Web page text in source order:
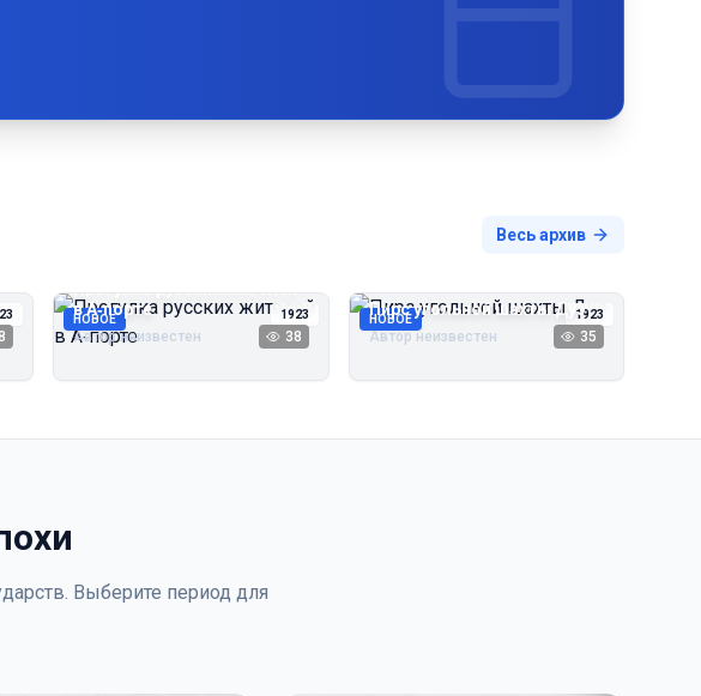
Весь архив
НОВОЕ 1923
Прогулка русских жителей
в А‑порте
Автор неизвестен 38
НОВОЕ 1923
Пирс угольной шахты Дуэ
Автор неизвестен 35
Выберите период для